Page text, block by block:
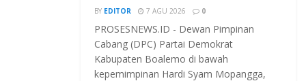
BY EDITOR 7 AGU 2026 0
PROSESNEWS.ID - Dewan Pimpinan
Cabang (DPC) Partai Demokrat
Kabupaten Boalemo di bawah
kepemimpinan Hardi Syam Mopangga,